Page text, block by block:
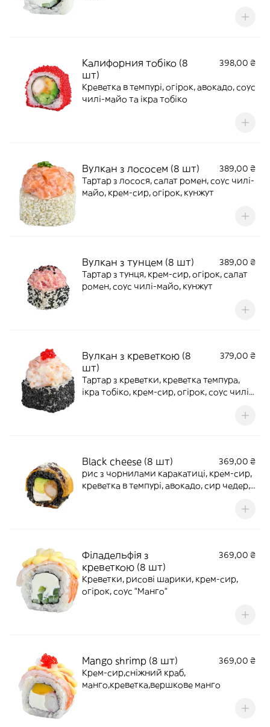
Калифорния тобіко (8
шт)
398,00 ₴
Креветка в темпурі, огірок, авокадо, соус
чилі-майо та ікра тобіко
Вулкан з лососем (8 шт)
389,00 ₴
Тартар з лосося, салат ромен, соус чилі-
майо, крем-сир, огірок, кунжут
Вулкан з тунцем (8 шт)
389,00 ₴
Тартар з тунця, крем-сир, огірок, салат
ромен, соус чилі-майо, кунжут
Вулкан з креветкою (8
шт)
379,00 ₴
Тартар з креветки, креветка темпура,
ікра тобіко, крем-сир, огірок, соус чилі-
Black cheese (8 шт)
369,00 ₴
рис з чорнилами каракатиці, крем-сир,
креветка в темпурі, авокадо, сир чедер,
Філадельфія з
креветкою (8 шт)
369,00 ₴
Креветки, рисові шарики, крем-сир,
огірок, соус "Манго"
Mango shrimp (8 шт)
369,00 ₴
Крем-сир,сніжний краб,
манго,креветка,вершкове манго